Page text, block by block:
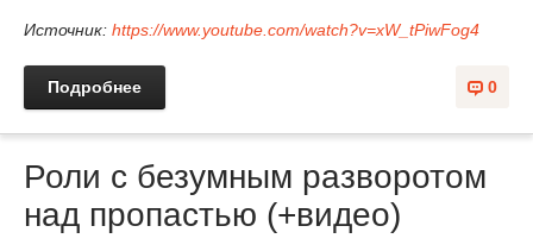
Источник: https://www.youtube.com/watch?v=xW_tPiwFog4
0
Подробнее
Роли с безумным разворотом
над пропастью (+видео)